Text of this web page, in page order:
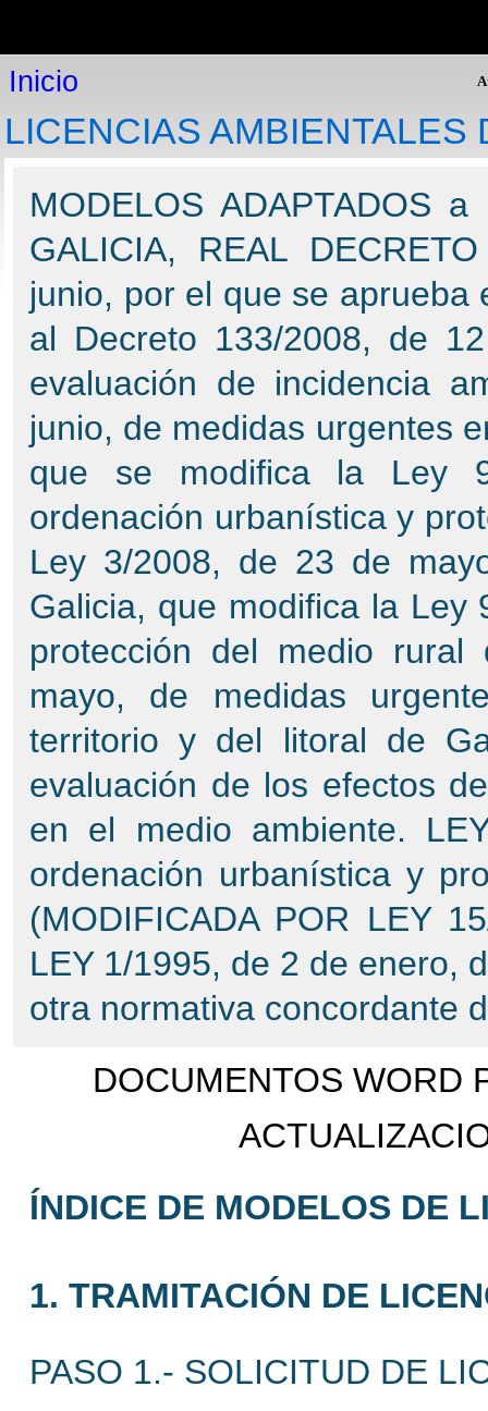
Modelos de expedientes
Legislación
Expediente Electrónico
Expediente Electrónico: Procedimientos Administrativos y
Gestión de Expedientes.
Helios: Gestión policial
GesDoc: Gestión de documentos
PAT: Gestión de Inventarios
Cementerio visual: Visita virtual
GesFin: Gestión Financiera
PDP: Protección de datos personales
Atención al cliente
Inicio
LICENCIAS AMBIENTALES
MODELOS ADAPTADOS
GALICIA, REAL
junio, por el que se
al Decreto 133/2008, de
evaluación de incidencia
junio, de medidas urgentes
que se modifica la Ley
ordenación urbanística y
Ley 3/2008, de 23 de
Galicia, que modifica la Ley
protección del medio
mayo, de medidas
territorio y del litoral de
evaluación de los efectos
en el medio ambiente.
ordenación urbanística y
(MODIFICADA POR LEY
LEY 1/1995, de 2 de enero,
otra normativa concordante
DOCUMENTOS WORD
ÍNDICE DE MODELOS DE
1. TRAMITACIÓN DE
PASO 1.- SOLICITUD DE